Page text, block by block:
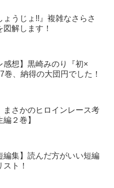
ょうじょ!!』複雑なさらさ
解します！
感想】黒崎みのり『初×
巻、納得の大団円でした！
まさかのヒロインレース考
２巻】
編集】読んだ方がいい短編
ト！